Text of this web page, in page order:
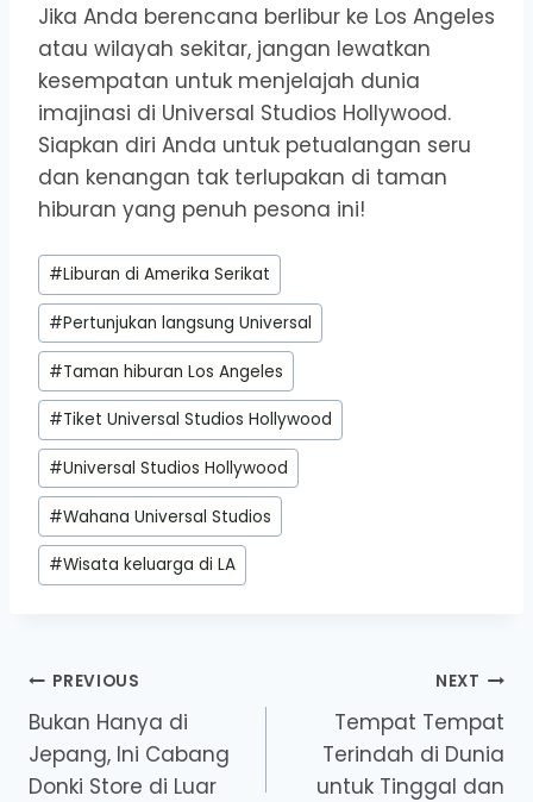
Jika Anda berencana berlibur ke Los Angeles
atau wilayah sekitar, jangan lewatkan
kesempatan untuk menjelajah dunia
imajinasi di Universal Studios Hollywood.
Siapkan diri Anda untuk petualangan seru
dan kenangan tak terlupakan di taman
hiburan yang penuh pesona ini!
Post
Tags:
#Liburan di Amerika Serikat
#Pertunjukan langsung Universal
#Taman hiburan Los Angeles
#Tiket Universal Studios Hollywood
#Universal Studios Hollywood
#Wahana Universal Studios
#Wisata keluarga di LA
Post
navigation
PREVIOUS
Bukan Hanya di
Jepang, Ini Cabang
Donki Store di Luar
NEXT
Tempat Tempat
Terindah di Dunia
untuk Tinggal dan